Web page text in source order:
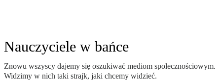
Nauczyciele w bańce
Znowu wszyscy dajemy się oszukiwać mediom społecznościowym.
Widzimy w nich taki strajk, jaki chcemy widzieć.